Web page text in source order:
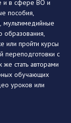
и в сфере ВО и
пособия,
мультимедийные
образования,
или пройти курсы
переподготовки с
стать авторами
обучающих
уроков или